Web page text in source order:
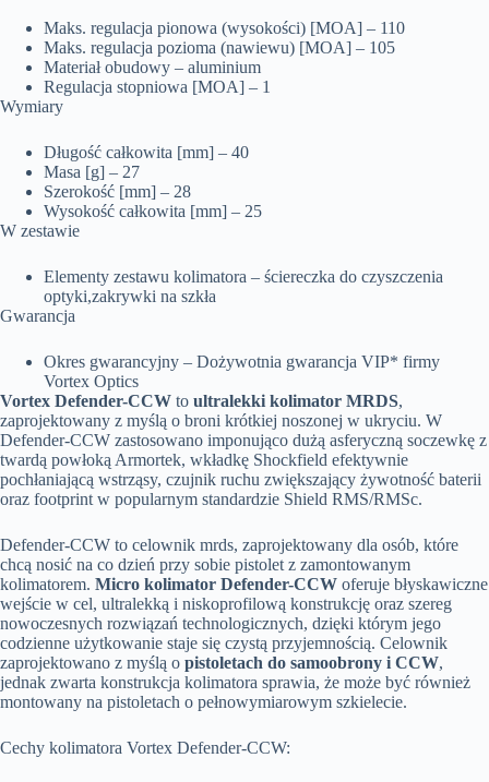
Maks. regulacja pionowa (wysokości) [MOA] – 110
Maks. regulacja pozioma (nawiewu) [MOA] – 105
Materiał obudowy – aluminium
Regulacja stopniowa [MOA] – 1
Wymiary
Długość całkowita [mm] – 40
Masa [g] – 27
Szerokość [mm] – 28
Wysokość całkowita [mm] – 25
W zestawie
Elementy zestawu kolimatora – ściereczka do czyszczenia
optyki,zakrywki na szkła
Gwarancja
Okres gwarancyjny – Dożywotnia gwarancja VIP* firmy
Vortex Optics
Vortex Defender-CCW to ultralekki kolimator MRDS,
zaprojektowany z myślą o broni krótkiej noszonej w ukryciu. W
Defender-CCW zastosowano imponująco dużą asferyczną soczewkę z
twardą powłoką Armortek, wkładkę Shockfield efektywnie
pochłaniającą wstrząsy, czujnik ruchu zwiększający żywotność baterii
oraz footprint w popularnym standardzie Shield RMS/RMSc.
Defender-CCW to celownik mrds, zaprojektowany dla osób, które
chcą nosić na co dzień przy sobie pistolet z zamontowanym
kolimatorem. Micro kolimator Defender-CCW oferuje błyskawiczne
wejście w cel, ultralekką i niskoprofilową konstrukcję oraz szereg
nowoczesnych rozwiązań technologicznych, dzięki którym jego
codzienne użytkowanie staje się czystą przyjemnością. Celownik
zaprojektowano z myślą o pistoletach do samoobrony i CCW,
jednak zwarta konstrukcja kolimatora sprawia, że może być również
montowany na pistoletach o pełnowymiarowym szkielecie.
Cechy kolimatora Vortex Defender-CCW: